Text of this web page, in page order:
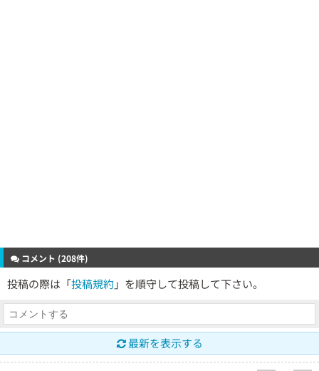
コメント (208件)
投稿の際は「投稿規約 」を順守して投稿して下さい。
最新を表示する